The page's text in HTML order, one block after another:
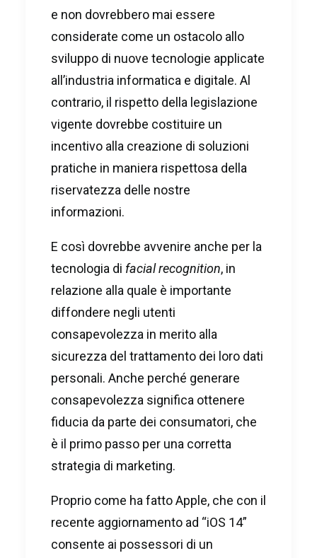
e non dovrebbero mai essere
considerate come un ostacolo allo
sviluppo di nuove tecnologie applicate
all’industria informatica e digitale. Al
contrario, il rispetto della legislazione
vigente dovrebbe costituire un
incentivo alla creazione di soluzioni
pratiche in maniera rispettosa della
riservatezza delle nostre
informazioni.
E così dovrebbe avvenire anche per la
tecnologia di facial recognition, in
relazione alla quale è importante
diffondere negli utenti
consapevolezza in merito alla
sicurezza del trattamento dei loro dati
personali. Anche perché generare
consapevolezza significa ottenere
fiducia da parte dei consumatori, che
è il primo passo per una corretta
strategia di marketing.
Proprio come ha fatto Apple, che con il
recente aggiornamento ad “iOS 14”
consente ai possessori di un